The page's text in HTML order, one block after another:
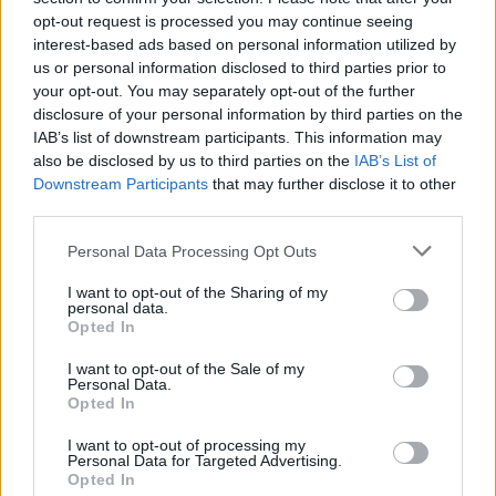
opt-out request is processed you may continue seeing
interest-based ads based on personal information utilized by
us or personal information disclosed to third parties prior to
your opt-out. You may separately opt-out of the further
disclosure of your personal information by third parties on the
IAB’s list of downstream participants. This information may
also be disclosed by us to third parties on the IAB’s List of
Downstream Participants that may further disclose it to other
Personal Data Processing Opt Outs
I want to opt-out of the Sharing of my
personal data.
Opted In
I want to opt-out of the Sale of my
Personal Data.
Opted In
I want to opt-out of processing my
Personal Data for Targeted Advertising.
Opted In
Mr.Otero
Publicado6 de Junio del 2004
Es para ganar un poco mas de sonido... y ademas tengo una
etapa magnat sin utilizar y es la que pondria para amplificarle. Asi
Publicado6 de Junio del 2004